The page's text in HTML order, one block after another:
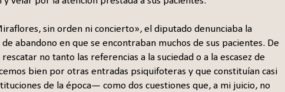
sin orden ni concierto», el diputado denunciaba la
abandono en que se encontraban muchos de sus pacientes. De
no tanto las referencias a la suciedad o a la escasez de
bien por otras entradas psiquifoteras y que constituían casi
de la época— como dos cuestiones que, a mi juicio, no